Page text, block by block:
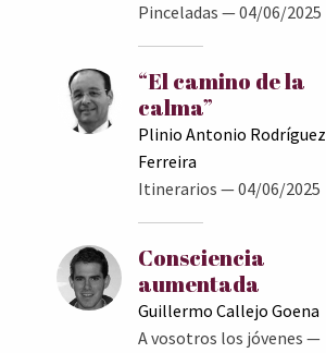
Pinceladas — 04/06/2025
“El camino de la
calma”
Plinio Antonio Rodríguez
Ferreira
Itinerarios — 04/06/2025
Consciencia
aumentada
Guillermo Callejo Goena
A vosotros los jóvenes —